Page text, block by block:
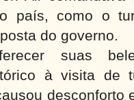
país, como o
do governo.
suas
à visita de
desconforto